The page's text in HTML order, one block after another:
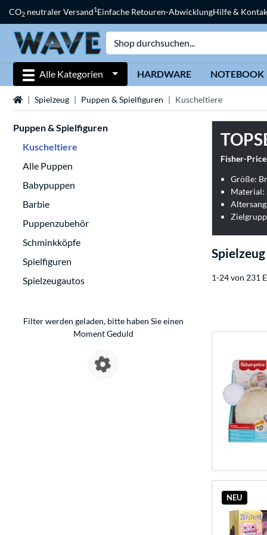
CO2 neutraler Versand1Einfache Retouren-AbwicklungHilfe &
Alle Kategorien HARDWARE NOTEBOOK
StartseiteSpielzeug Puppen & Spielfiguren Kuscheltiere
Puppen & Spielfiguren
Kuscheltiere
Alle Puppen
Babypuppen
Barbie
Puppenzubehör
Schminkköpfe
Spielfiguren
Spielzeugautos
Filter werden geladen, bitte haben Sie einen
Moment Geduld
Fisher-
Größe:
Material:
1-24 von 231
NEU